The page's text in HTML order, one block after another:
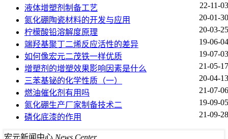
液体增塑剂制备工艺
22-11-03
氮化硼陶瓷材料的开发与应用
20-01-30
柠檬酸铅溶解度原理
20-03-25
端羟基聚丁二烯反应活性的差异
19-06-04
如何像宏元二茂铁一样优质
19-07-03
增塑剂的增塑效果影响因素是什么
21-05-17
三苯基铋的化学性质（一）
20-04-13
燃油催化剂有用吗
21-07-06
氮化硼生产厂家制备技术二
19-09-05
磷化底漆的作用
21-09-28
宏元新闻中心 News Center